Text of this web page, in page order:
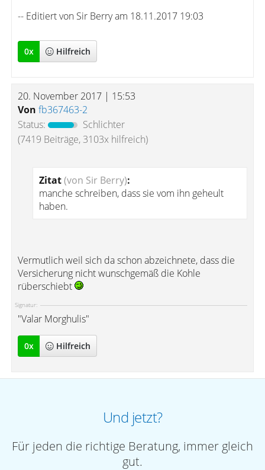
-- Editiert von Sir Berry am 18.11.2017 19:03
0x Hilfreich
20. November 2017 | 15:53
Von fb367463-2
Status:
Schlichter
(7419 Beiträge, 3103x hilfreich)
Zitat(von Sir Berry):
manche schreiben, dass sie vom ihn geheult
haben.
Vermutlich weil sich da schon abzeichnete, dass die
Versicherung nicht wunschgemäß die Kohle
rüberschiebt
Signatur:
"Valar Morghulis"
0x Hilfreich
Und jetzt?
Für jeden die richtige Beratung, immer gleich
gut.